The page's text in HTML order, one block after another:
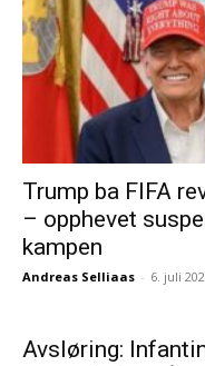
Trump ba FIFA
– opphevet
kampen
Andreas Selliaas - 6. juli
Avsløring: